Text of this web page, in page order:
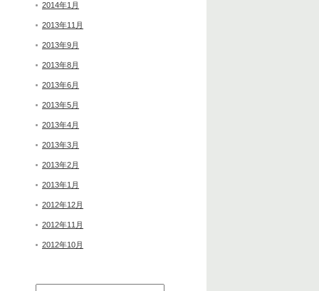
2014年1月
2013年11月
2013年9月
2013年8月
2013年6月
2013年5月
2013年4月
2013年3月
2013年2月
2013年1月
2012年12月
2012年11月
2012年10月